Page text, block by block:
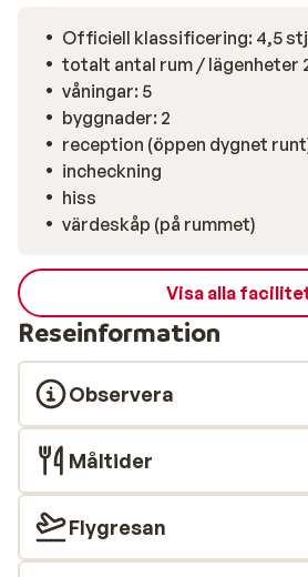
buffétrestaurang till pizzeria.
dagen kan du beställa enklare
svalkande drycker från pool/
Mar lockar många besökare för
uteserveringar, mysiga barer och
nattklubbar och diskotek som
morgontimmar. Här finns ett brett
restauranger allt från tapas till
Officiell klassificering: 4,5
totalt antal rum / lägenheter
våningar: 5
byggnader: 2
reception (öppen dygnet
incheckning
hiss
värdeskåp (på rummet)
Visa alla
Reseinformation
Observera
Måltider
Flygresan